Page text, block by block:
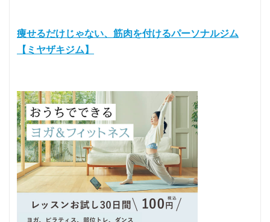
痩せるだけじゃない、筋肉を付けるパーソナルジム
【ミヤザキジム】